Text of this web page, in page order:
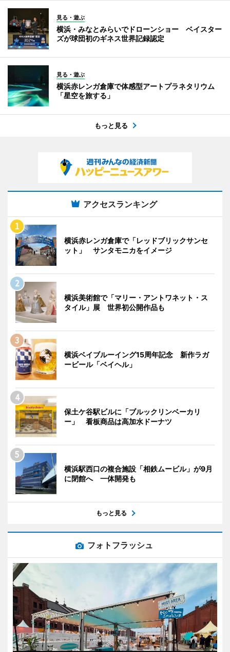
見る・遊ぶ
横浜・みなとみらいでドローンショー ベイスター
ズが球団初のギネス世界記録認定
見る・遊ぶ
横浜赤レンガ倉庫で体感型アートプラネタリウム
「星空を旅する」
もっと見る
アクセスランキング
横浜赤レンガ倉庫で「レッドブリックサンセ
ット」 サンタモニカをイメージ
横浜美術館で「マリー・アントワネット・ス
タイル」展 世界初公開作品も
横浜ベイブルーイング15周年記念 新作ラガ
ービール「ベイヘル」
保土ケ谷駅ビルに「ブルックリンベーカリ
ー」 看板商品は高加水ドーナツ
横浜駅西口の複合施設「相鉄ムービル」が9月
に閉館へ 一体開発も
もっと見る
フォトフラッシュ